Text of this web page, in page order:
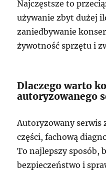
Najczęstsze to
używanie zbyt dużej
zaniedbywanie
żywotność sprzętu i
Dlaczego warto
autoryzowanego
Autoryzowany serwis
części, fachową
To najlepszy sposób,
bezpieczeństwo i